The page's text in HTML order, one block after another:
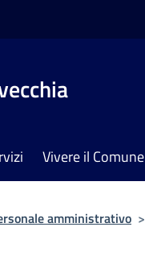
Vivere il Comune
amministrativo >